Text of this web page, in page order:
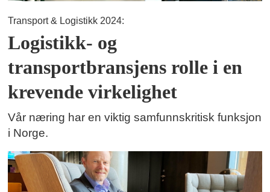
Transport & Logistikk 2024:
Logistikk- og
transportbransjens rolle i en
krevende virkelighet
Vår næring har en viktig samfunnskritisk funksjon
i Norge.